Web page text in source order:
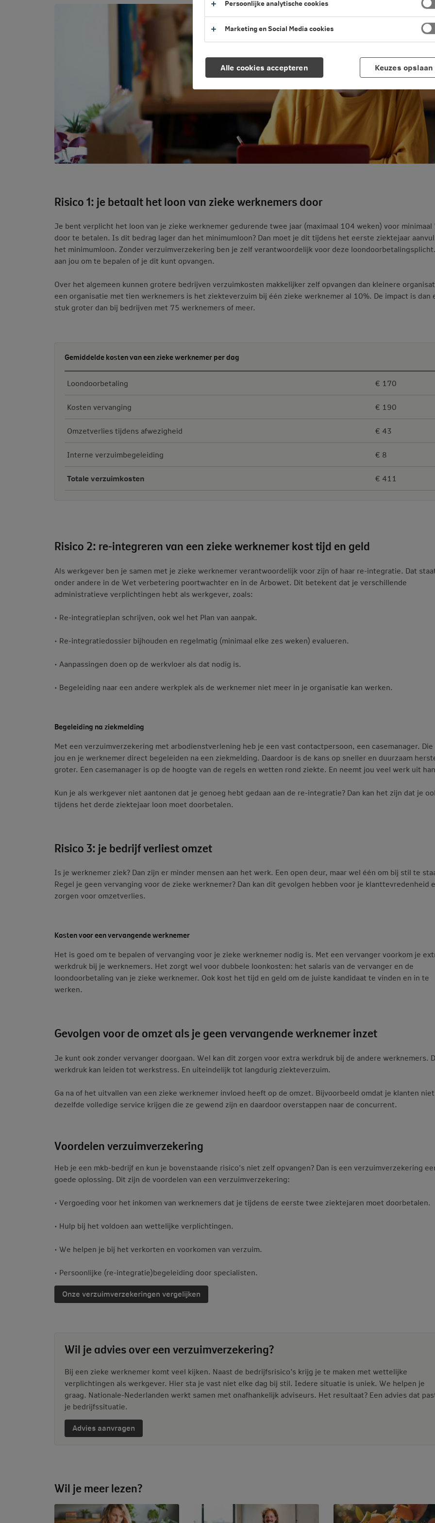
Risico 1: je betaalt het loon van zieke werknemers door
Je bent verplicht het loon van je zieke werknemer gedurende twee jaar (maximaal 104 weken) voor minimaal
door te betalen. Is dit bedrag lager dan het minimumloon? Dan moet je dit tijdens het eerste ziektejaar
het minimumloon. Zonder verzuimverzekering ben je zelf verantwoordelijk voor deze
aan jou om te bepalen of je dit kunt opvangen.
Over het algemeen kunnen grotere bedrijven verzuimkosten makkelijker zelf opvangen dan kleinere
een organisatie met tien werknemers is het ziekteverzuim bij één zieke werknemer al 10%. De impact is dan
stuk groter dan bij bedrijven met 75 werknemers of meer.
Gemiddelde kosten van een zieke werknemer per dag
Loondoorbetaling € 170
Kosten vervanging € 190
Omzetverlies tijdens afwezigheid € 43
Interne verzuimbegeleiding € 8
Totale verzuimkosten € 411
Risico 2: re-integreren van een zieke werknemer kost tijd en geld
Als werkgever ben je samen met je zieke werknemer verantwoordelijk voor zijn of haar re-integratie. Dat
onder andere in de Wet verbetering poortwachter en in de Arbowet. Dit betekent dat je verschillende
administratieve verplichtingen hebt als werkgever, zoals:
• Re-integratieplan schrijven, ook wel het Plan van aanpak.
• Re-integratiedossier bijhouden en regelmatig (minimaal elke zes weken) evalueren.
• Aanpassingen doen op de werkvloer als dat nodig is.
• Begeleiding naar een andere werkplek als de werknemer niet meer in je organisatie kan werken.
Begeleiding na ziekmelding
Met een verzuimverzekering met arbodienstverlening heb je een vast contactpersoon, een casemanager. Die
jou en je werknemer direct begeleiden na een ziekmelding. Daardoor is de kans op sneller en duurzaam
groter. Een casemanager is op de hoogte van de regels en wetten rond ziekte. En neemt jou veel werk uit
Kun je als werkgever niet aantonen dat je genoeg hebt gedaan aan de re-integratie? Dan kan het zijn dat je
tijdens het derde ziektejaar loon moet doorbetalen.
Risico 3: je bedrijf verliest omzet
Is je werknemer ziek? Dan zijn er minder mensen aan het werk. Een open deur, maar wel één om bij stil te
Regel je geen vervanging voor de zieke werknemer? Dan kan dit gevolgen hebben voor je klanttevredenheid
zorgen voor omzetverlies.
Kosten voor een vervangende werknemer
Het is goed om te bepalen of vervanging voor je zieke werknemer nodig is. Met een vervanger voorkom je
werkdruk bij je werknemers. Het zorgt wel voor dubbele loonkosten: het salaris van de vervanger en de
loondoorbetaling van je zieke werknemer. Ook kost het tijd en geld om de juiste kandidaat te vinden en in te
werken.
Gevolgen voor de omzet als je geen vervangende werknemer inzet
Je kunt ook zonder vervanger doorgaan. Wel kan dit zorgen voor extra werkdruk bij de andere werknemers.
werkdruk kan leiden tot werkstress. En uiteindelijk tot langdurig ziekteverzuim.
Ga na of het uitvallen van een zieke werknemer invloed heeft op de omzet. Bijvoorbeeld omdat je klanten
dezelfde volledige service krijgen die ze gewend zijn en daardoor overstappen naar de concurrent.
Voordelen verzuimverzekering
Heb je een mkb-bedrijf en kun je bovenstaande risico's niet zelf opvangen? Dan is een verzuimverzekering
goede oplossing. Dit zijn de voordelen van een verzuimverzekering:
• Vergoeding voor het inkomen van werknemers dat je tijdens de eerste twee ziektejaren moet doorbetalen.
• Hulp bij het voldoen aan wettelijke verplichtingen.
• We helpen je bij het verkorten en voorkomen van verzuim.
• Persoonlijke (re-integratie)begeleiding door specialisten.
Onze verzuimverzekeringen vergelijken
Wil je advies over een verzuimverzekering?
Bij een zieke werknemer komt veel kijken. Naast de bedrijfsrisico’s krijg je te maken met wettelijke
verplichtingen als werkgever. Hier sta je vast niet elke dag bij stil. Iedere situatie is uniek. We helpen je
graag. Nationale-Nederlanden werkt samen met onafhankelijk adviseurs. Het resultaat? Een advies dat
je bedrijfssituatie.
Advies aanvragen
Wil je meer lezen?
Alle cookies accepteren
Persoonlijke analytische cookies
Marketing en Social Media cookies
Keuzes opslaan